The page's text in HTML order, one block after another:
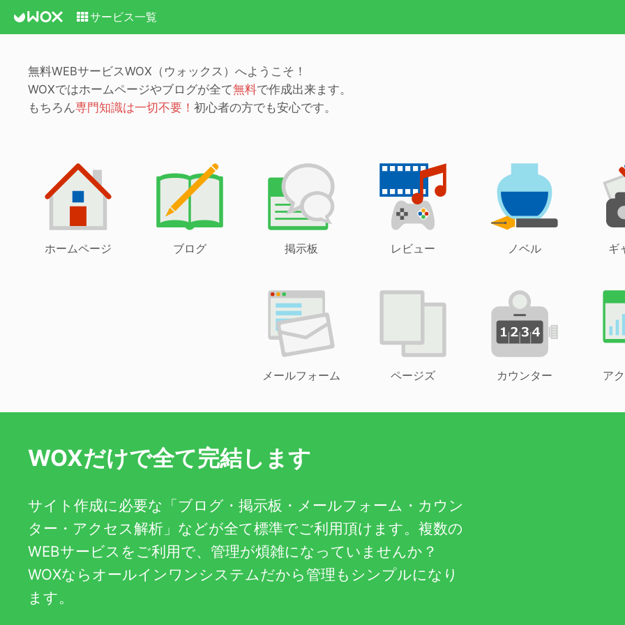
サービス一覧
無料WEBサービスWOX（ウォックス）へようこそ！
WOXではホームページやブログが全て無料で作成出来ます。
もちろん専門知識は一切不要！ 初心者の方でも安心です。
ホームページ ブログ 掲示板 レビュー ノベル ギ
メールフォーム ページズ カウンター ア
WOXだけで全て完結します
サイト作成に必要な「ブログ・掲示板・メールフォーム・カウン
ター・アクセス解析」などが全て標準でご利用頂けます。複数の
WEBサービスをご利用で、管理が煩雑になっていませんか？
WOXならオールインワンシステムだから管理もシンプルになり
ます。